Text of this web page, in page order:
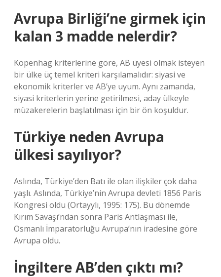
Avrupa Birliği’ne girmek için
kalan 3 madde nelerdir?
Kopenhag kriterlerine göre, AB üyesi olmak isteyen
bir ülke üç temel kriteri karşılamalıdır: siyasi ve
ekonomik kriterler ve AB’ye uyum. Aynı zamanda,
siyasi kriterlerin yerine getirilmesi, aday ülkeyle
müzakerelerin başlatılması için bir ön koşuldur.
Türkiye neden Avrupa
ülkesi sayılıyor?
Aslında, Türkiye’den Batı ile olan ilişkiler çok daha
yaşlı. Aslında, Türkiye’nin Avrupa devleti 1856 Paris
Kongresi oldu (Ortayylı, 1995: 175). Bu dönemde
Kırım Savaşı’ndan sonra Paris Antlaşması ile,
Osmanlı İmparatorluğu Avrupa’nın iradesine göre
Avrupa oldu.
İngiltere AB’den çıktı mı?